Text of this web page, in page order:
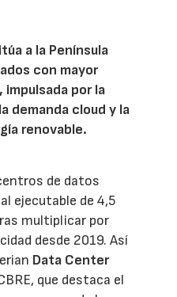
a la Península
con mayor
impulsada por la
demanda cloud y la
renovable.
de datos
ejecutable de 4,5
multiplicar por
desde 2019. Así
Data Center
que destaca el